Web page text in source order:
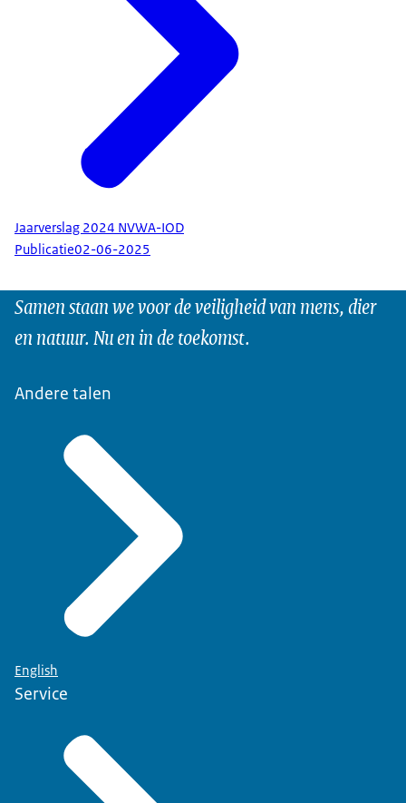
Jaarverslag 2024 NVWA-IOD
Publicatie02-06-2025
Samen staan we voor de veiligheid van mens, dier
en natuur. Nu en in de toekomst.
Andere talen
English
Service